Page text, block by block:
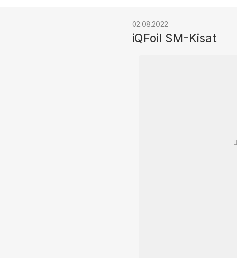
02.08.2022
iQFoil SM-Kisat